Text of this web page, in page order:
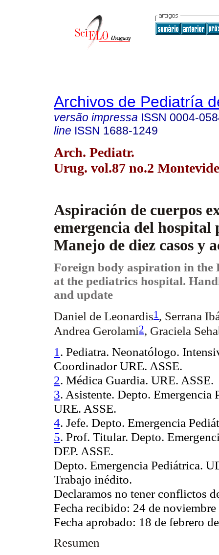
Archivos de Pediatría
versão impressa ISSN 0004-
line ISSN 1688-1249
Arch. Pediatr.
Urug. vol.87 no.2
Aspiración de cuerpos
emergencia del hospital
Manejo de diez casos y
Foreign body aspiration in the
at the pediatrics hospital.
and update
Daniel de Leonardis1 , Serrana
Andrea Gerolami2, Graciela
1 . Pediatra. Neonatólogo.
Coordinador URE. ASSE.
2. Médica Guardia. URE. ASSE.
3. Asistente. Depto.
URE. ASSE.
4. Jefe. Depto. Emergencia
5. Prof. Titular. Depto.
DEP. ASSE.
Depto. Emergencia Pediátrica.
Trabajo inédito.
Declaramos no tener conflictos
Fecha recibido: 24 de
Fecha aprobado: 18 de febrero
Resumen